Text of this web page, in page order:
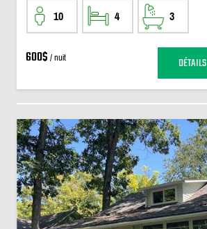
10 4 3
600$ / nuit DÉTAILS